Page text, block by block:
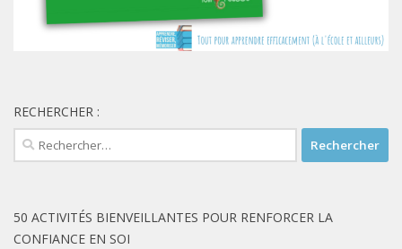
RECHERCHER :
Rechercher :
50 ACTIVITÉS BIENVEILLANTES POUR RENFORCER LA
CONFIANCE EN SOI